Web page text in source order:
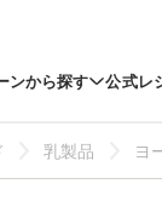
ンから探す 公式レ
乳製品 ヨ